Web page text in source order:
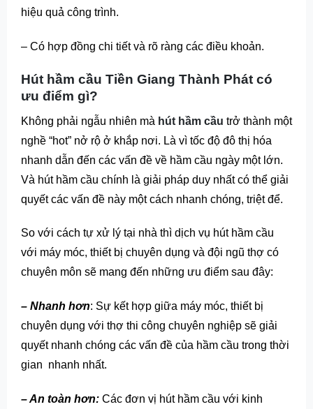
hiệu quả công trình.
– Có hợp đồng chi tiết và rõ ràng các điều khoản.
Hút hầm cầu Tiền Giang Thành Phát có
ưu điểm gì?
Không phải ngẫu nhiên mà hút hầm cầu trở thành một
nghề “hot” nở rộ ở khắp nơi. Là vì tốc độ đô thị hóa
nhanh dẫn đến các vấn đề về hầm cầu ngày một lớn.
Và hút hầm cầu chính là giải pháp duy nhất có thể giải
quyết các vấn đề này một cách nhanh chóng, triệt để.
So với cách tự xử lý tại nhà thì dịch vụ hút hầm cầu
với máy móc, thiết bị chuyên dụng và đội ngũ thợ có
chuyên môn sẽ mang đến những ưu điểm sau đây:
– Nhanh hơn: Sự kết hợp giữa máy móc, thiết bị
chuyên dụng với thợ thi công chuyên nghiệp sẽ giải
quyết nhanh chóng các vấn đề của hầm cầu trong thời
gian nhanh nhất.
– An toàn hơn: Các đơn vị hút hầm cầu với kinh